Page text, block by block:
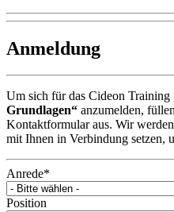
Anmeldung
Um sich für das Cideon Training
Grundlagen“ anzumelden,
Kontaktformular aus. Wir
mit Ihnen in Verbindung setzen,
Anrede*
Position